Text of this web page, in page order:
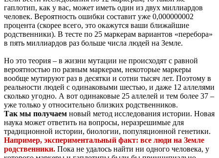
гаплотип, как у вас, может иметь один из двух миллиардов
человек. Вероятность ошибки составит уже 0,000000002
процента (скорее всего, это окажутся ваши ближайшие
родственники). В тесте по 25 маркерам вариантов «перебора»
в пять миллиардов раз больше числа людей на Земле.
Но это теория – в жизни мутации не происходят с равной
вероятностью по разным маркерам, некоторые маркеры
вообще мутируют раз в десятки и сотни тысяч лет. Поэтому в
реальности людей с одинаковыми шестью, и даже 12 аллелями
сколько угодно. А вот одинаковые 25 аллелей и тем более 37 –
уже только у относительно близких родственников.
Так мы получаем новый метод исследования истории. Новая
наука может ответить на вопросы, неразрешимые для
традиционной истории, биологии, популяционной генетики.
Например, экспериментальный факт: все люди на Земле
родственники. Пока не удалось найти ни одного человека, у